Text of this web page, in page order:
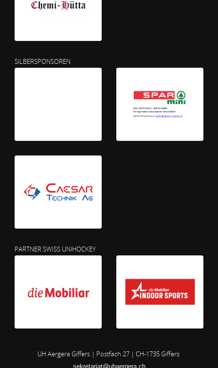
SILBERSPONSOREN
PARTNER SWISS UNIHOCKEY
UH Aergera Giffers | Postfach 27 | CH-1735 Giffers
sekretariat@uhaergera.ch